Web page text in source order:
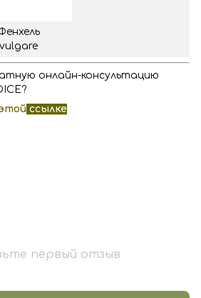
vulgare
онлайн-консультацию
ссылке
первый отзыв